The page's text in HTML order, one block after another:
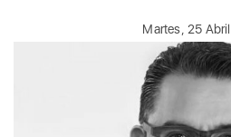
Martes, 25